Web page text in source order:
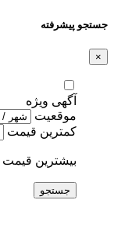
جستجو پیشرفته
×
آگهی ویژه
موقعیت
کمترین قیمت
بیشترین قیمت
جستجو